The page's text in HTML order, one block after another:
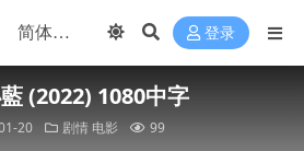
登录
(2022) 1080中字
20 剧情 电影 99